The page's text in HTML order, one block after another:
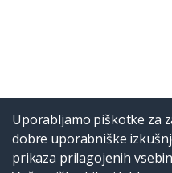
Uporabljamo piškotke za
dobre uporabniške
prikaza prilagojenih